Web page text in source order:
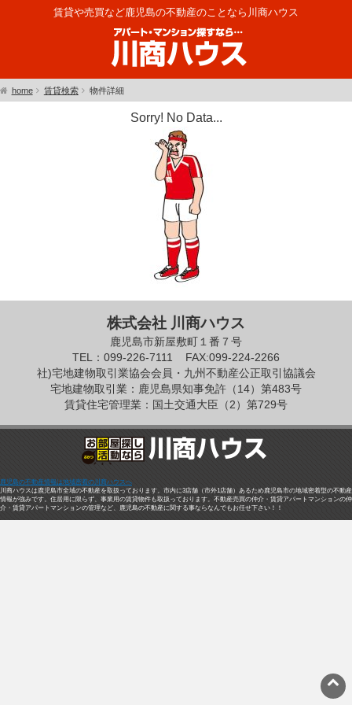
賃貸や売買など鹿児島の不動産のことなら川商ハウス
home 賃貸検索 物件詳細
Sorry! No Data...
株式会社 川商ハウス
鹿児島市新屋敷町１番７号
TEL：099-226-7111
FAX:099-224-2266
社)宅地建物取引業協会会員・九州不動産公正取引協議会
宅地建物取引業：鹿児島県知事免許（14）第483号
賃貸住宅管理業：国土交通大臣（2）第729号
鹿児島の不動産情報は地域密着の川商ハウスへ
川商ハウスは鹿児島市全域の不動産を取扱っております。市内に3店舗（市外1店舗）あるため鹿児島市の地域密着型の不動産
情報が強みです。住居用に限らず、事業用の賃貸物件も取扱っております。不動産売買の仲介・賃貸アパートマンションの仲
介・賃貸アパートマンションの管理など、鹿児島の不動産に関する事ならなんでもお任せ下さい！！